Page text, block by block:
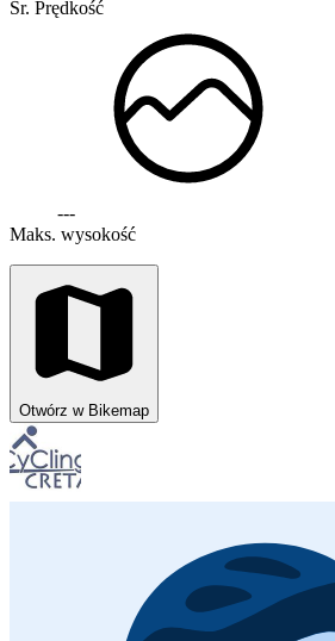
Śr. Prędkość
---
Maks. wysokość
Otwórz w Bikemap